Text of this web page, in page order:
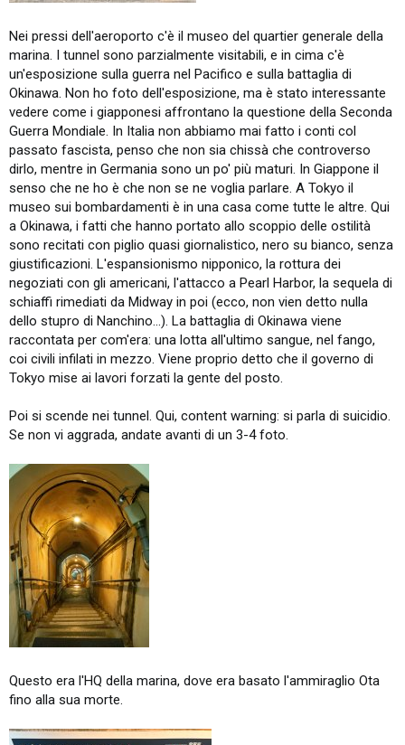
Nei pressi dell'aeroporto c'è il museo del quartier generale della
marina. I tunnel sono parzialmente visitabili, e in cima c'è
un'esposizione sulla guerra nel Pacifico e sulla battaglia di
Okinawa. Non ho foto dell'esposizione, ma è stato interessante
vedere come i giapponesi affrontano la questione della Seconda
Guerra Mondiale. In Italia non abbiamo mai fatto i conti col
passato fascista, penso che non sia chissà che controverso
dirlo, mentre in Germania sono un po' più maturi. In Giappone il
senso che ne ho è che non se ne voglia parlare. A Tokyo il
museo sui bombardamenti è in una casa come tutte le altre. Qui
a Okinawa, i fatti che hanno portato allo scoppio delle ostilità
sono recitati con piglio quasi giornalistico, nero su bianco, senza
giustificazioni. L'espansionismo nipponico, la rottura dei
negoziati con gli americani, l'attacco a Pearl Harbor, la sequela di
schiaffi rimediati da Midway in poi (ecco, non vien detto nulla
dello stupro di Nanchino...). La battaglia di Okinawa viene
raccontata per com'era: una lotta all'ultimo sangue, nel fango,
coi civili infilati in mezzo. Viene proprio detto che il governo di
Tokyo mise ai lavori forzati la gente del posto.
Poi si scende nei tunnel. Qui, content warning: si parla di suicidio.
Se non vi aggrada, andate avanti di un 3-4 foto.
Questo era l'HQ della marina, dove era basato l'ammiraglio Ota
fino alla sua morte.